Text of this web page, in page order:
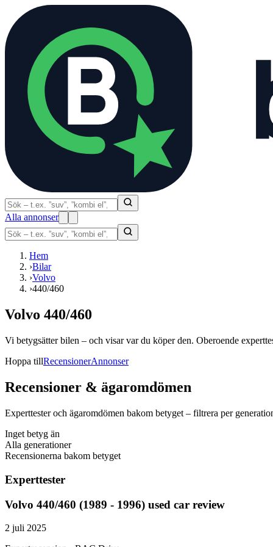
Alla annonser
Hem
›Bilar
›Volvo
›440/460
Volvo 440/460
Vi betygsätter bilen – och visar var du köper den. Oberoende
Hoppa tillRecensionerAnnonser
Recensioner & ägaromdömen
Experttester och ägaromdömen bakom betyget – filtrera per
Inget betyg än
Alla generationer
Recensionerna bakom betyget
Experttester
Volvo 440/460 (1989 - 1996) used car review
2 juli 2025